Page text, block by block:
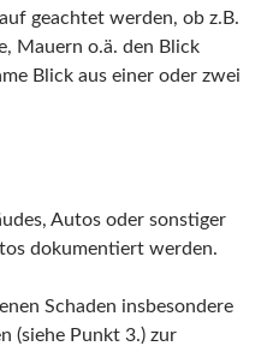
geachtet werden, ob z.B.
Mauern o.ä. den Blick
Blick aus einer oder zwei
Autos oder sonstiger
dokumentiert werden.
Schaden insbesondere
(siehe Punkt 3.) zur